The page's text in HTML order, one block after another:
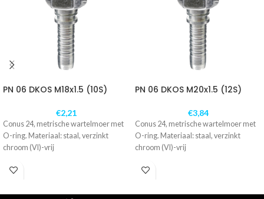
PN 06 DKOS M18x1.5 (10S)
€2,21
Conus 24, metrische wartelmoer met
O-ring. Materiaal: staal, verzinkt
chroom (VI)-vrij
PN 06 DKOS M20x1.5 (12S)
€3,84
Conus 24, metrische wartelmoer met
O-ring. Materiaal: staal, verzinkt
chroom (VI)-vrij